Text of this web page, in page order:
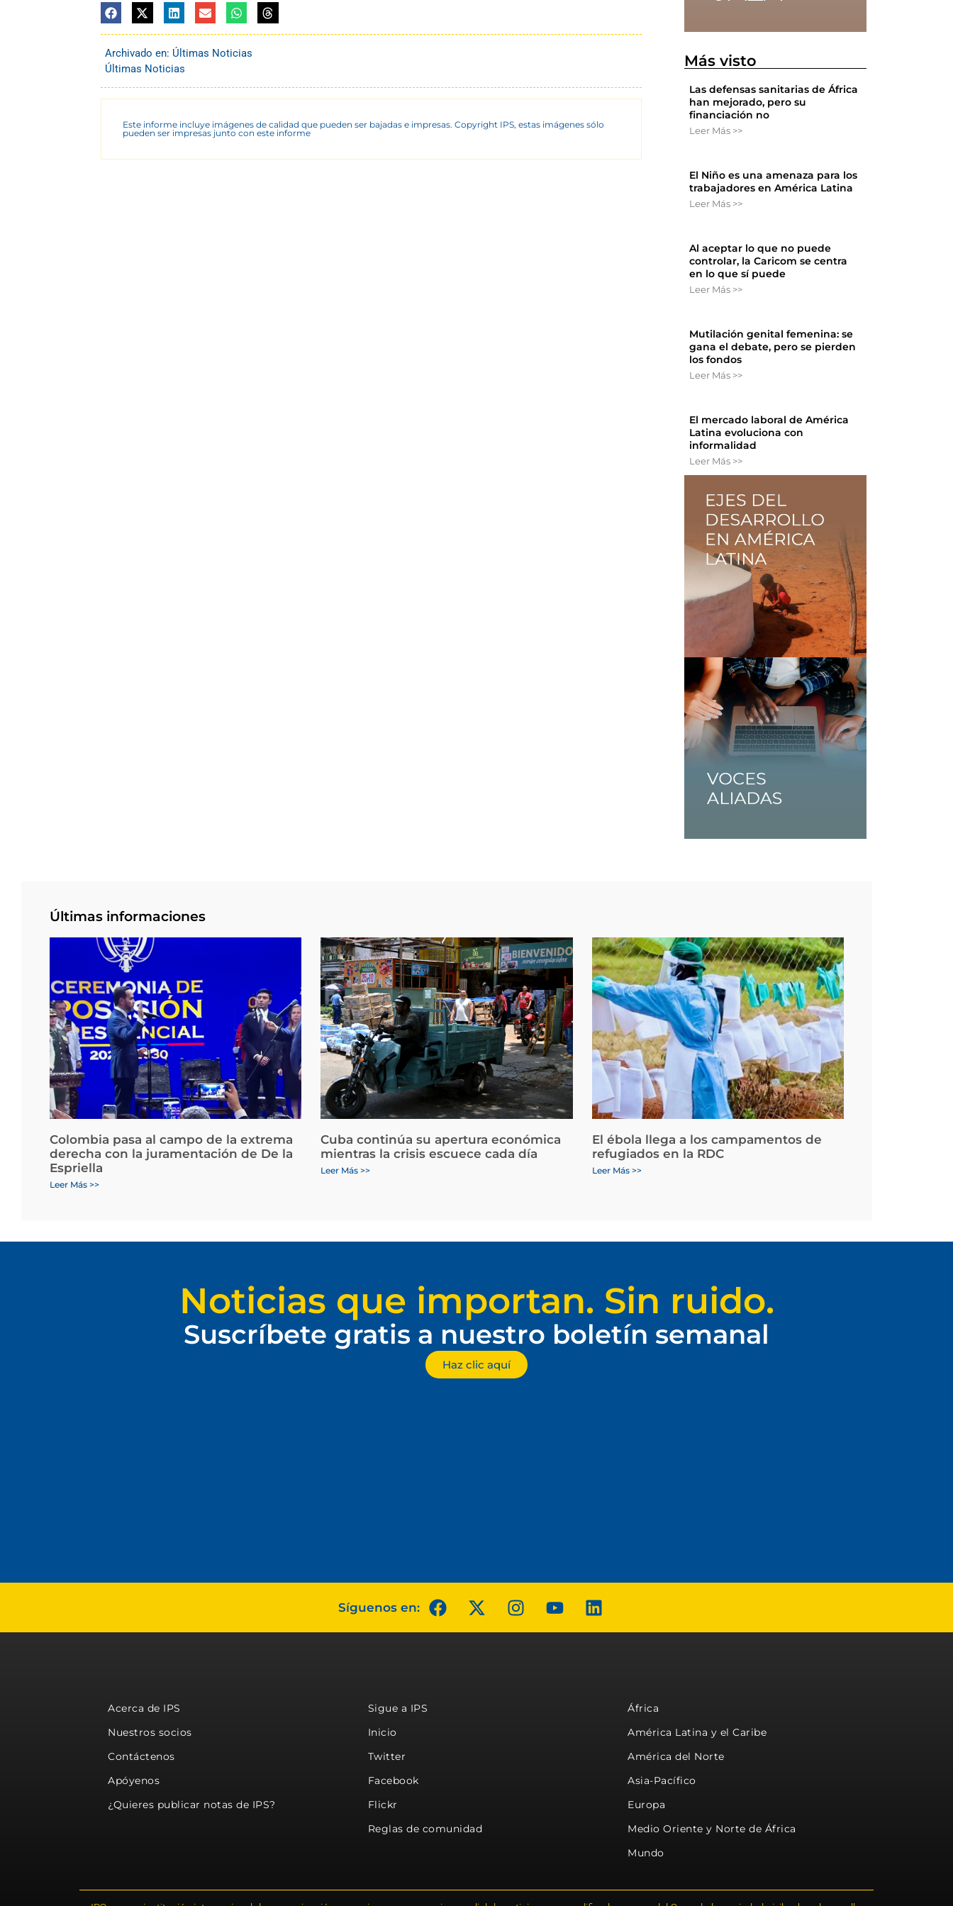
Archivado en: Últimas Noticias
Últimas Noticias
Este informe incluye imágenes de calidad que pueden ser bajadas e impresas. Copyright IPS, estas imágenes sólo
pueden ser impresas junto con este informe
Más visto
Las defensas sanitarias de África
han mejorado, pero su
financiación no
Leer Más >>
El Niño es una amenaza para los
trabajadores en América Latina
Leer Más >>
Al aceptar lo que no puede
controlar, la Caricom se centra
en lo que sí puede
Leer Más >>
Mutilación genital femenina: se
gana el debate, pero se pierden
los fondos
Leer Más >>
El mercado laboral de América
Latina evoluciona con
informalidad
Leer Más >>
Últimas informaciones
Colombia pasa al campo de la extrema
derecha con la juramentación de De la
Espriella
Leer Más >>
Cuba continúa su apertura económica
mientras la crisis escuece cada día
Leer Más >>
El ébola llega a los campamentos de
refugiados en la RDC
Leer Más >>
Noticias que importan. Sin ruido.
Suscríbete gratis a nuestro boletín semanal
Haz clic aquí
Síguenos en:
Acerca de IPS
Nuestros socios
Contáctenos
Apóyenos
¿Quieres publicar notas de IPS?
Sigue a IPS
Inicio
Twitter
Facebook
Flickr
Reglas de comunidad
África
América Latina y el Caribe
América del Norte
Asia-Pacífico
Europa
Medio Oriente y Norte de África
Mundo